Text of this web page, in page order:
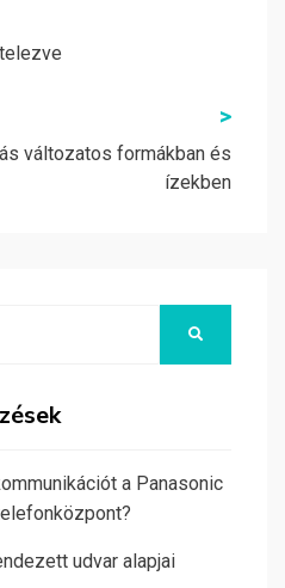
>
változatos formákban és
ízekben
a Panasonic
udvar alapjai